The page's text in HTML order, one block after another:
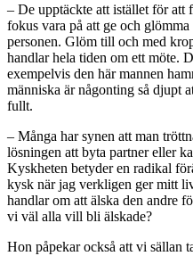
– De upptäckte att istället för att
fokus vara på att ge och
personen. Glöm till och med
handlar hela tiden om ett möte.
exempelvis den här mannen
människa är någonting så djupt
fullt.
– Många har synen att man
lösningen att byta partner eller
Kyskheten betyder en radikal
kysk när jag verkligen ger mitt
handlar om att älska den andre
vi väl alla vill bli älskade?
Hon påpekar också att vi sällan